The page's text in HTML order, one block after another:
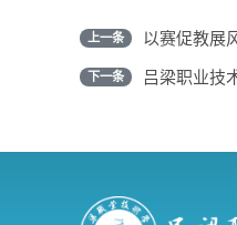
上一条 以赛促教展
下一条 吕梁职业技